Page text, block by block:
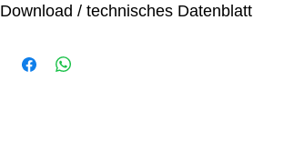
Download / technisches Datenblatt